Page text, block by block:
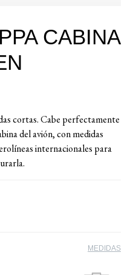
CABINA
cortas. Cabe perfectamente
del avión, con medidas
internacionales para
MEDIDAS